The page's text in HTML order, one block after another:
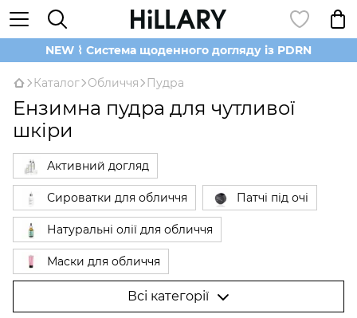
NEW ⌇ Система щоденного догляду із PDRN
Каталог Обличчя Пудра
Ензимна пудра для чутливої
шкіри
Активний догляд
Сироватки для обличчя Патчі під очі
Натуральні олії для обличчя
Маски для обличчя
Б'юті Гаджети для обличчя
Всі категорії